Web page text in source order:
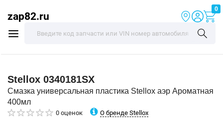
zap82.ru
0
Stellox 0340181SX
Смазка универсальная пластика Stellox аэр Ароматная
400мл
0 оценок О бренде Stellox